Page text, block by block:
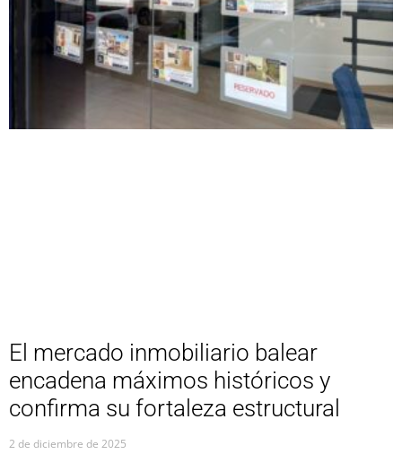
El mercado inmobiliario balear
encadena máximos históricos y
confirma su fortaleza estructural
2 de diciembre de 2025